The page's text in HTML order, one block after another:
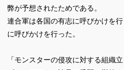
弊が予想されたためである。
連合軍は各国の有志に呼びかけを行
に呼びかけを行った。
「モンスターの侵攻に対する組織